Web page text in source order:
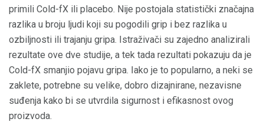
primili Cold-fX ili placebo. Nije postojala statistički značajna
razlika u broju ljudi koji su pogodili grip i bez razlika u
ozbiljnosti ili trajanju gripa. Istraživači su zajedno analizirali
rezultate ove dve studije, a tek tada rezultati pokazuju da je
Cold-fX smanjio pojavu gripa. Iako je to popularno, a neki se
zaklete, potrebne su velike, dobro dizajnirane, nezavisne
suđenja kako bi se utvrdila sigurnost i efikasnost ovog
proizvoda.